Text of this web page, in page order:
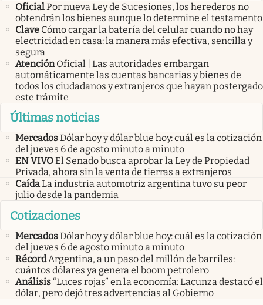
OficialPor nueva Ley de Sucesiones, los herederos no
obtendrán los bienes aunque lo determine el testamento
Clave Cómo cargar la batería del celular cuando no hay
electricidad en casa: la manera más efectiva, sencilla y
segura
Atención Oficial | Las autoridades embargan
automáticamente las cuentas bancarias y bienes de
todos los ciudadanos y extranjeros que hayan postergado
este trámite
Últimas noticias
MercadosDólar hoy y dólar blue hoy: cuál es la cotización
del jueves 6 de agosto minuto a minuto
EN VIVOEl Senado busca aprobar la Ley de Propiedad
Privada, ahora sin la venta de tierras a extranjeros
CaídaLa industria automotriz argentina tuvo su peor
julio desde la pandemia
Cotizaciones
MercadosDólar hoy y dólar blue hoy: cuál es la cotización
del jueves 6 de agosto minuto a minuto
Récord Argentina, a un paso del millón de barriles:
cuántos dólares ya genera el boom petrolero
Análisis“Luces rojas” en la economía: Lacunza destacó el
dólar, pero dejó tres advertencias al Gobierno